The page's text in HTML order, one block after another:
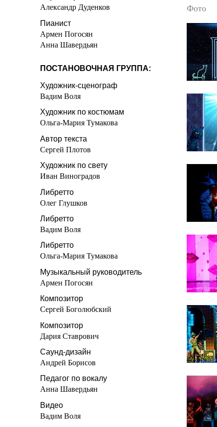
Александр Дуденков
Пианист
Армен Погосян
Анна Шавердьян
ПОСТАНОВОЧНАЯ ГРУППА:
Художник-сценограф
Вадим Воля
Художник по костюмам
Ольга-Мария Тумакова
Автор текста
Сергей Плотов
Художник по свету
Иван Виноградов
Либретто
Олег Глушков
Либретто
Вадим Воля
Либретто
Ольга-Мария Тумакова
Музыкальный руководитель
Армен Погосян
Композитор
Сергей Боголюбский
Композитор
Дария Ставрович
Саунд-дизайн
Андрей Борисов
Педагог по вокалу
Анна Шавердьян
Видео
Вадим Воля
Фото